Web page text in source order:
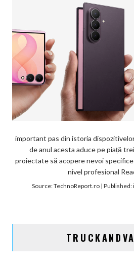
important pas din istoria
de anul acesta aduce pe piață
proiectate să acopere nevoi
nivel profesional
Source:TechnoReport.ro| Published: